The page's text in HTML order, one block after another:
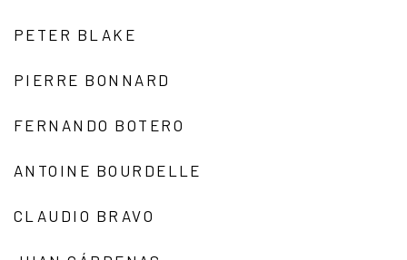
PETER BLAKE
PIERRE BONNARD
FERNANDO BOTERO
ANTOINE BOURDELLE
CLAUDIO BRAVO